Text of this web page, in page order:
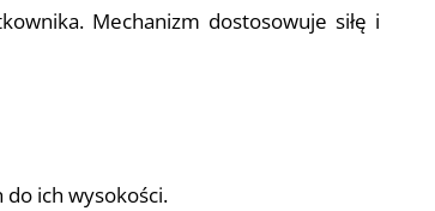
Mechanizm dostosowuje siłę i
ich wysokości.